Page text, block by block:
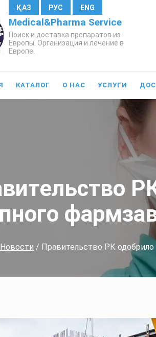
ҚАЗ РУС ENG
Medical&Pharma Service
Поиск и доставка препаратов из
Европы. Организация и лечение в
Европе.
КАТАЛОГ О НАС УСЛУГИ
Новости / Правительство РК одобрило